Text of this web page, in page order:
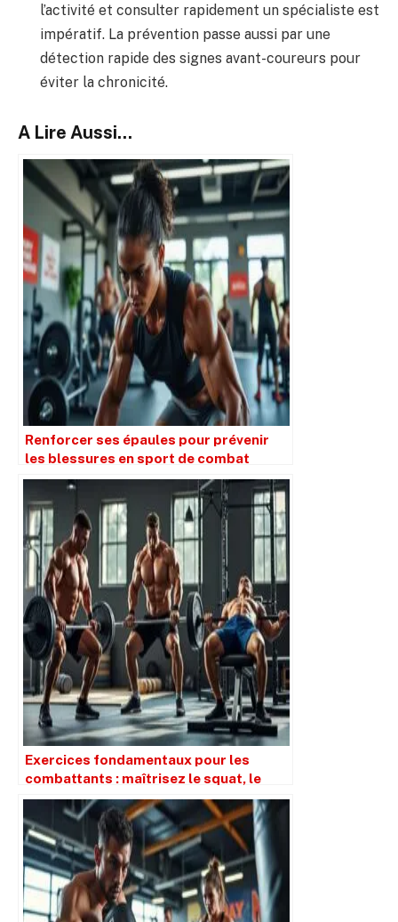
l’activité et consulter rapidement un spécialiste est
impératif. La prévention passe aussi par une
détection rapide des signes avant-coureurs pour
éviter la chronicité.
A Lire Aussi...
Renforcer ses épaules pour prévenir
les blessures en sport de combat
Exercices fondamentaux pour les
combattants : maîtrisez le squat, le
soulevé de terre et le développé couché